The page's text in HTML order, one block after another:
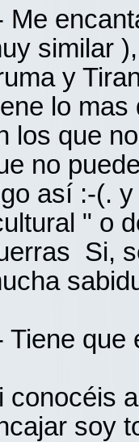
Me
similar
y
lo
los que
no
así :-(.
" o
Si,
Tiene que
conocéis
soy